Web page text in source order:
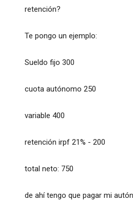
retención?
Te pongo un ejemplo:
Sueldo fijo 300
cuota autónomo 250
variable 400
retención irpf 21% - 200
total neto: 750
de ahí tengo que pagar mi